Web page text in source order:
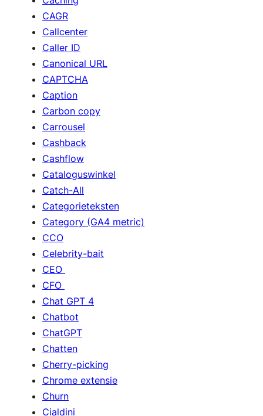
CAGR
Callcenter
Caller ID
Canonical URL
CAPTCHA
Caption
Carbon copy
Carrousel
Cashback
Cashflow
Cataloguswinkel
Catch-All
Categorieteksten
Category (GA4 metric)
CCO
Celebrity-bait
CEO
CFO
Chat GPT 4
Chatbot
ChatGPT
Chatten
Cherry-picking
Chrome extensie
Churn
Cialdini